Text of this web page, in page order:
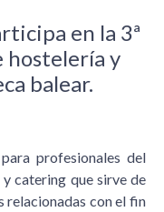
en la 3ª
hostelería y
balear.
profesionales del
catering que sirve de
relacionadas con el fin